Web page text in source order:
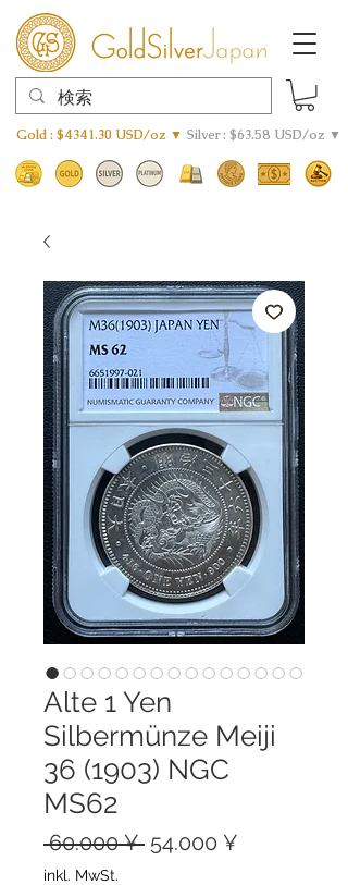
Gold : $4341.30 USD/oz ▼ Silver : $63.58 USD/oz ▼
Alte 1 Yen
Silbermünze Meiji
36 (1903) NGC
MS62
60.000 ¥ Standardpreis
54.000 ¥
inkl. MwSt.